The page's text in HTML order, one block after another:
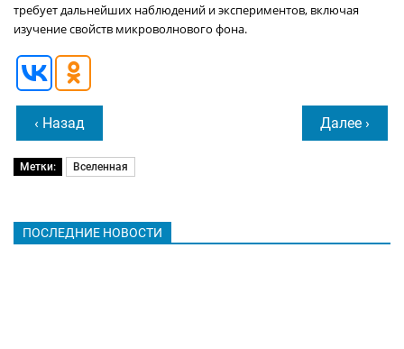
требует дальнейших наблюдений и экспериментов, включая
изучение свойств микроволнового фона.
‹ Назад Далее ›
Метки: Вселенная
ПОСЛЕДНИЕ НОВОСТИ